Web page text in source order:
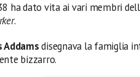
ha dato vita ai vari membri
.
Addamsdisegnava la famiglia
bizzarro.